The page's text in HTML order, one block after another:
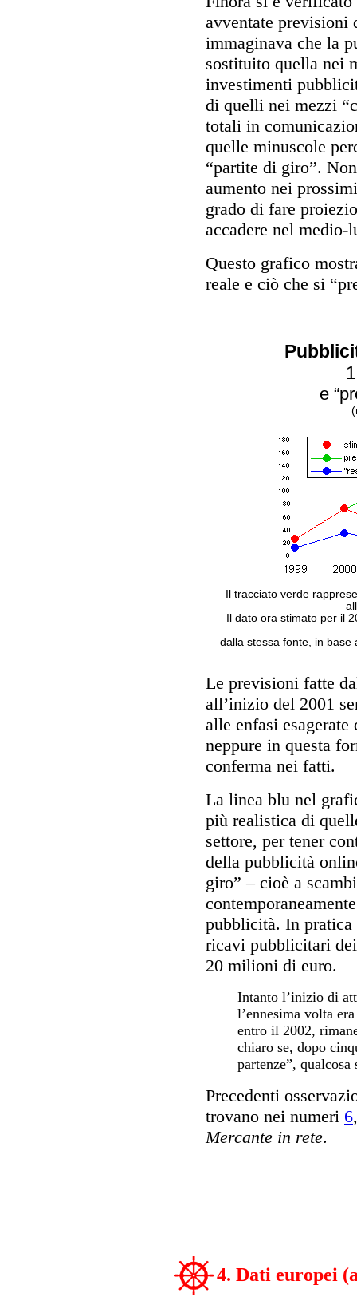
avventate previsioni
immaginava che la
sostituito quella nei
investimenti
di quelli nei mezzi
totali in
quelle minuscole
“partite di giro”.
aumento nei
grado di fare
accadere nel medio-
Questo grafico
reale e ciò che si
e
Il tracciato verde
Il dato ora stimato per il
dalla stessa fonte, in base
Le previsioni fatte
all’inizio del 2001
alle enfasi
neppure in questa
conferma nei fatti.
La linea blu nel
più realistica di
settore, per tener
della pubblicità
giro” – cioè a
pubblicità. In
ricavi pubblicitari
20 milioni di euro.
Intanto l’inizio di
l’ennesima volta
entro il 2002,
chiaro se, dopo
partenze”,
Precedenti
trovano nei numeri 6
Mercante in rete.
4. Dati europei